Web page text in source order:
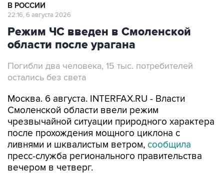
В РОССИИ
22:16, 6 августа 2026
Режим ЧС введен в Смоленской
области после урагана
Погибли два человека, 15 тыс. потребителей
остались без света
Москва. 6 августа. INTERFAX.RU - Власти
Смоленской области ввели режим
чрезвычайной ситуации природного характера
после прохождения мощного циклона с
ливнями и шквалистым ветром, сообщила
пресс-служба регионального правительства
вечером в четверг.